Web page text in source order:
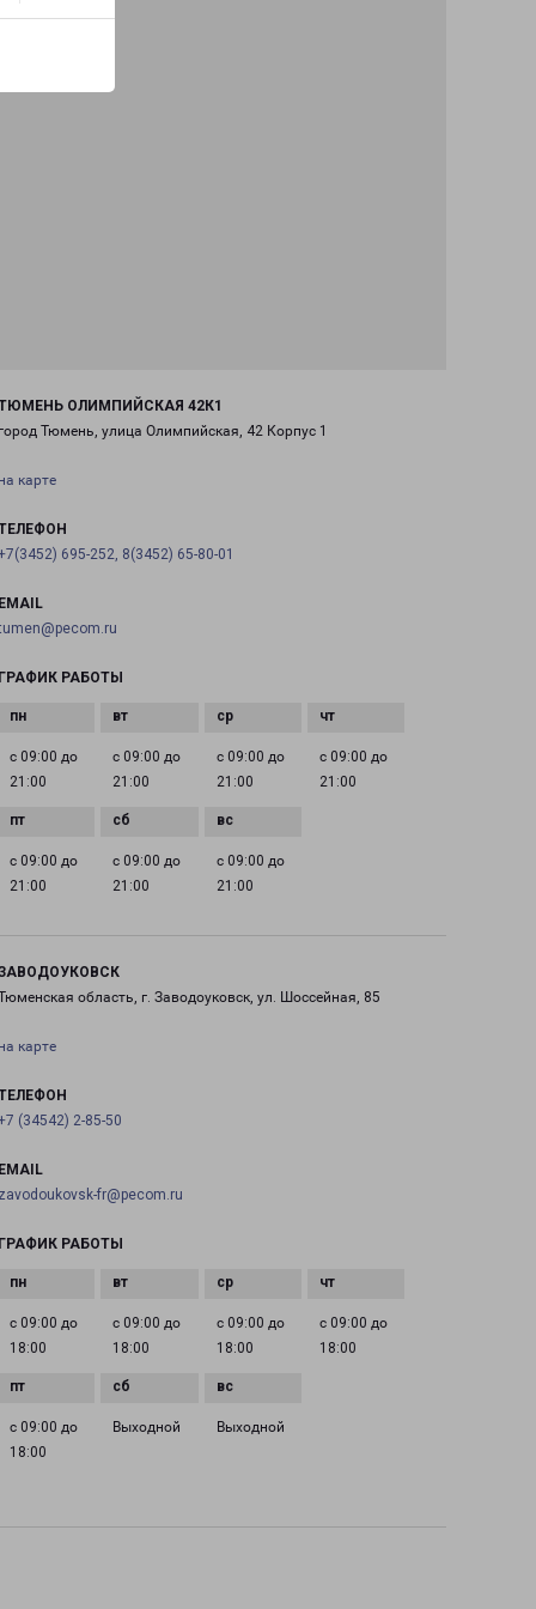
ОЛИМПИЙСКАЯ 42К1
Тюмень, улица Олимпийская, 42 Корпус 1
карте
695-252, 8(3452) 65-80-01
РАБОТЫ
с 09:00 до
21:00
с 09:00 до
21:00
с 09:00 до
21:00
с 09:00 до
21:00
с 09:00 до
21:00
с 09:00 до
21:00
с 09:00 до
21:00
область, г. Заводоуковск, ул. Шоссейная, 85
карте
(34542) 2-85-50
fr@pecom.ru
РАБОТЫ
с 09:00 до
18:00
с 09:00 до
18:00
с 09:00 до
18:00
с 09:00 до
18:00
с 09:00 до
18:00
Выходной Выходной